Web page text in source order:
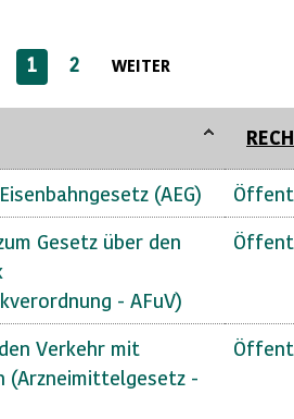
1 2 WEITER
(AEG)
Gesetz über den
- AFuV)
Verkehr mit
(Arzneimittelgesetz -